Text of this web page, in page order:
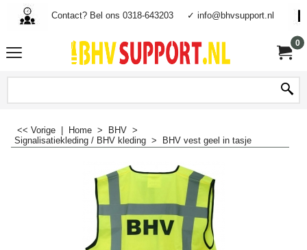
Contact? Bel ons 0318-643203 ✓ info@bhvsupport.nl
0
<< Vorige Home > BHV >
Signalisatiekleding / BHV kleding > BHV vest geel in tasje